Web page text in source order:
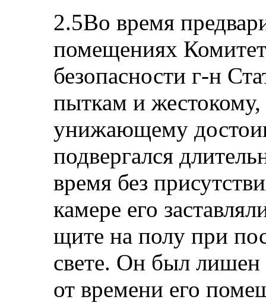
2.5Во время
помещениях
безопасности г-н
пыткам и
унижающему
подвергался
время без
камере его
щите на полу при
свете. Он был лишен
от времени его